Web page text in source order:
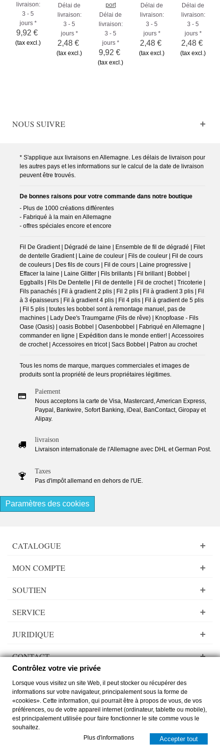
livraison:
3 - 5
jours *
9,92 €
(tax excl.)
Délai de
livraison:
3 - 5
jours *
2,48 €
(tax excl.)
port
Délai de
livraison:
3 - 5
jours *
9,92 €
(tax excl.)
Délai de
livraison:
3 - 5
jours *
2,48 €
(tax excl.)
Délai de
livraison:
3 - 5
jours *
2,48 €
(tax excl.)
NOUS SUIVRE
* S'applique aux livraisons en Allemagne. Les délais de livraison pour
les autres pays et les informations sur le calcul de la date de livraison
peuvent être trouvés.
De bonnes raisons pour votre commande dans notre boutique
- Plus de 1000 créations différentes
- Fabriqué à la main en Allemagne
- offres spéciales encore et encore
Fil De Gradient | Dégradé de laine | Ensemble de fil de dégradé | Filet
de dentelle Gradient | Laine de couleur | Fils de couleur | Fil de cours
de couleurs | Des fils de cours | Fil de cours | Laine progressive |
Effacer la laine | Laine Glitter | Fils brillants | Fil brillant | Bobbel |
Eggballs | Fils De Dentelle | Fil de dentelle | Fil de crochet | Tricoterie |
Fils panachés | Fil à gradient 2 plis | Fil 2 plis | Fil à gradient 3 plis | Fil
à 3 épaisseurs | Fil à gradient 4 plis | Fil 4 plis | Fil à gradient de 5 plis
| Fil 5 plis | toutes les bobbel sont à remontage manuel, pas de
machines | Lady Dee's Traumgarne (Fils de rêve) | Knopfoase - Fils
Oase (Oasis) | oasis Bobbel | Oasenbobbel | Fabriqué en Allemagne |
commander en ligne | Expédition dans le monde entier! | Accessoires
de crochet | Accessoires en tricot | Sacs Bobbel | Patron au crochet
Tous les noms de marque, marques commerciales et images de
produits sont la propriété de leurs propriétaires légitimes.
Paiement
Nous acceptons la carte de Visa, Mastercard, American Express,
Paypal, Bankwire, Sofort Banking, iDeal, BanContact, Giropay et
Alipay.
livraison
Livraison internationale de l'Allemagne avec DHL et German Post.
Taxes
Pas d'impôt allemand en dehors de l'UE.
Paramètres des cookies
CATALOGUE
MON COMPTE
SOUTIEN
SERVICE
JURIDIQUE
CONTACT
Lady Dee´s Traumgarne Export - Fils gradient - © by
zimmer-media-office
Passer à la version desktop
Top
Contrôlez votre vie privée
Lorsque vous visitez un site Web, il peut stocker ou récupérer des
informations sur votre navigateur, principalement sous la forme de
«cookies». Cette information, qui pourrait être à propos de vous, de vos
préférences, ou de votre appareil internet (ordinateur, tablette ou mobile),
est principalement utilisée pour faire fonctionner le site comme vous le
souhaitez.
Plus d'informations
Accepter tout